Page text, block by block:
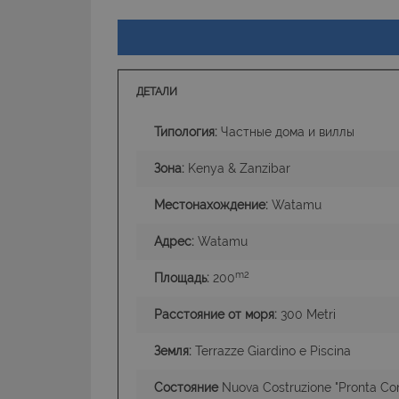
ДЕТАЛИ
Типология: Частные дома и виллы
Зона: Kenya & Zanzibar
Местонахождение: Watamu
Адрес: Watamu
Площадь: 200m2
Расстояние от моря: 300 Metri
Земля: Terrazze Giardino e Piscina
СостояниеNuova Costruzione "Pronta
I cookie
dell'account. Il sito